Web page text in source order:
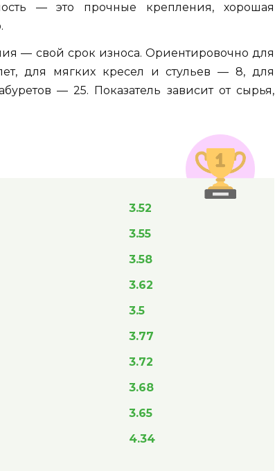
— это прочные крепления, хорошая
— свой срок износа. Ориентировочно для
для мягких кресел и стульев — 8, для
— 25. Показатель зависит от сырья,
3.52
3.55
3.58
3.62
3.5
3.77
3.72
3.68
3.65
4.34